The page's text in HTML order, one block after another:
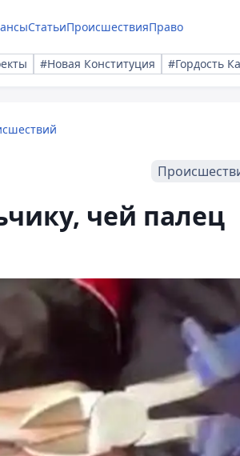
СтатьиПроисшествияПраво
#Новая Конституция #Гордость
чей палец